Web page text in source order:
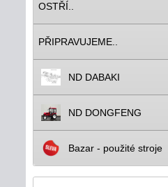
OSTŘÍ..
PŘIPRAVUJEME..
ND DABAKI
ND DONGFENG
Bazar - použité stroje